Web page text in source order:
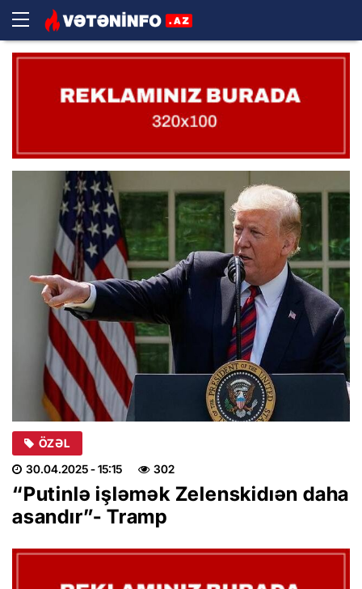
ÖZƏL
30.04.2025- 15:15 302
“Putinlə işləmək Zelenskidıən daha
asandır”- Tramp